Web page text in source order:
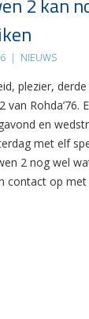
| NIEUWS
plezier,
van Rohda’76.
en
met elf
2 nog wel
contact op